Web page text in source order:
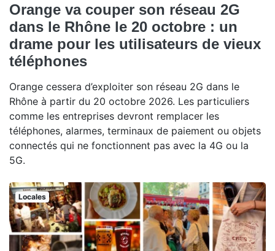
Orange va couper son réseau 2G
dans le Rhône le 20 octobre : un
drame pour les utilisateurs de vieux
téléphones
Orange cessera d’exploiter son réseau 2G dans le
Rhône à partir du 20 octobre 2026. Les particuliers
comme les entreprises devront remplacer les
téléphones, alarmes, terminaux de paiement ou objets
connectés qui ne fonctionnent pas avec la 4G ou la
5G.
Locales